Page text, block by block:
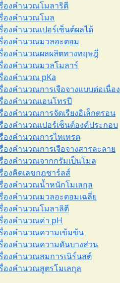
องคำนวณโมลาริตี
องคำนวณโมล
องคำนวณเปอร์เซ็นต์ผลได้
องคำนวณมวลอะตอม
องคำนวณผลผลิตทางทฤษฎี
องคำนวณมวลโมลาร์
องคำนวณ pKa
องคำนวณการเจือจางแบบต่อเนื่อง
องคำนวณเอนโทรปี
องคำนวณการจัดเรียงอิเล็กตรอน
องคำนวณเปอร์เซ็นต์องค์ประกอบ
องคำนวณการไทเทรต
องคำนวณการเจือจางสารละลาย
องคำนวณจากกรัมเป็นโมล
องคิดเลขกฎชาร์ลส์
องคำนวณน้ำหนักโมเลกุล
องคำนวณมวลอะตอมเฉลี่ย
องคำนวณโมลาลิตี
องคำนวณค่า pH
องคำนวณความเข้มข้น
องคำนวณความดันบางส่วน
องคำนวณสมการเนิร์นสต์
องคำนวณสูตรโมเลกุล